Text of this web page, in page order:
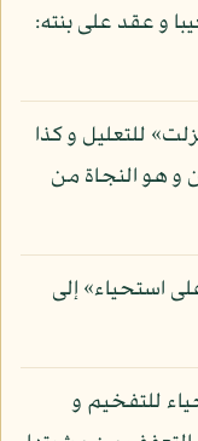
و عقد على بنته:
للتعليل و كذا
و هو النجاة من
استحياء» إلى
للتفخيم و